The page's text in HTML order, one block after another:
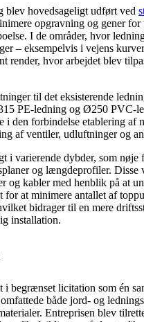
blev hovedsageligt udført ved
opgravning og gener for
I de områder, hvor
– eksempelvis i vejens
render, hvor arbejdet blev
til det eksisterende
PE-ledning og Ø250 PVC-
i den forbindelse etablering af
af ventiler, udluftninger og
i varierende dybder, som nøje
og længdeprofiler. Disse
og kabler med henblik på at
for at minimere antallet af
bidrager til en mere
installation.
i begrænset licitation som én
både jord- og
Entreprisen blev